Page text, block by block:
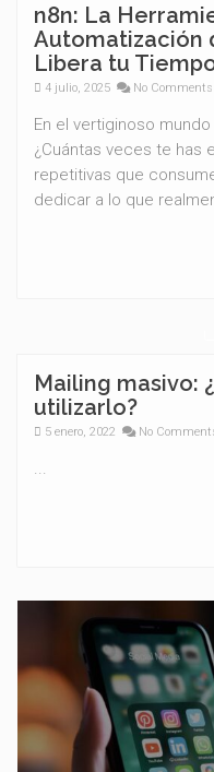
n8n: La
Automatización
Libera tu
4 julio, 2025 No Comments
En el vertiginoso
¿Cuántas veces te has
repetitivas que
dedicar a lo que
Mailing masivo:
utilizarlo?
5 enero, 2022 No
...